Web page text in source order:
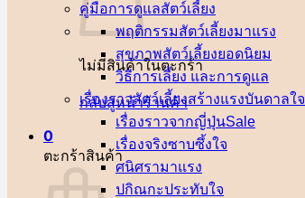
ไม่มีสินค้าในตะกร้า
กลับสู่หน้าร้านค้า
0
ตะกร้าสินค้า
คู่มือการดูแลสัตว์เลี้ยง
พฤติกรรมสัตว์เลี้ยง
สุขภาพสัตว์เลี้ยง
วิธีการเลี้ยง และการดูแล
เรื่องราวสัตว์เลี้ยงสร้างแรงบันดาลใจ
เรื่องราวจากญี่ปุ่น
เรื่องจริงซาบซึ้งใจ
ศนิศรา
ปกิณกะประทับใจ